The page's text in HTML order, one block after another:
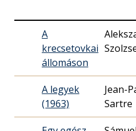
A
krecsetovkai
állomáson
A legyek
(1963)
Jean-
Sartre